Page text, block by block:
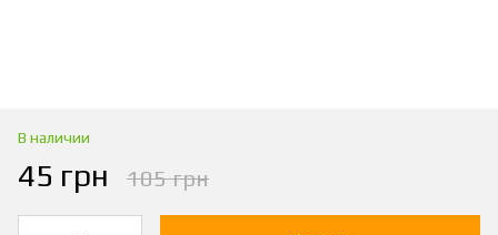
В наличии
45 грн 105 грн